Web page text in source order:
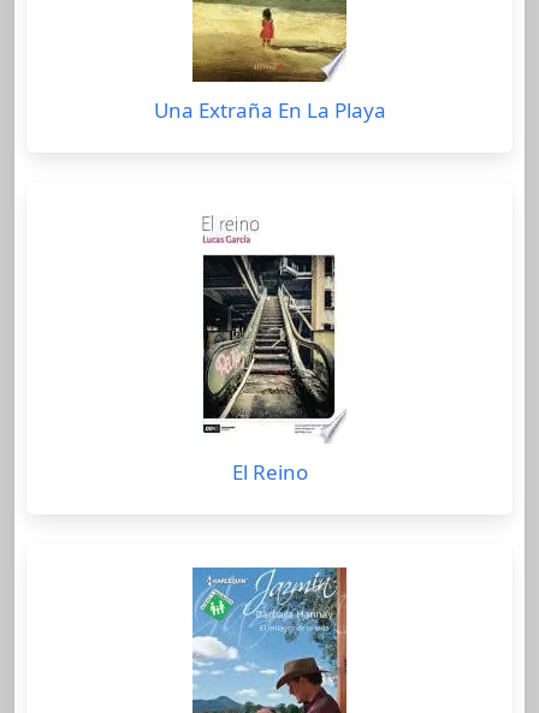
Una Extraña En La Playa
El Reino